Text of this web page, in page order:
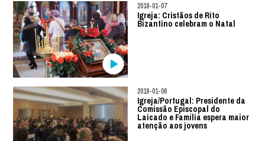
2018-01-07
Igreja: Cristãos de Rito
Bizantino celebram o Natal
2018-01-06
Igreja/Portugal: Presidente da
Comissão Episcopal do
Laicado e Família espera maior
atenção aos jovens